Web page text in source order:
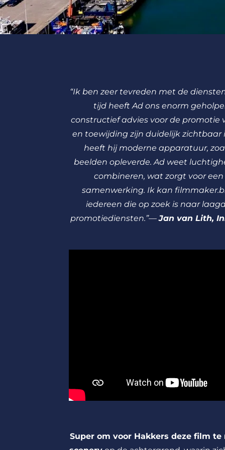
“Ik ben zeer tevreden met de
tijd heeft Ad ons enorm
constructief advies voor de promotie
en toewijding zijn duidelijk zichtbaar
heeft hij moderne apparatuur,
beelden opleverde. Ad weet
combineren, wat zorgt voor
samenwerking. Ik kan
iedereen die op zoek is naar
promotiediensten.”—Jan van Lith,
Super om voor Hakkers deze film te